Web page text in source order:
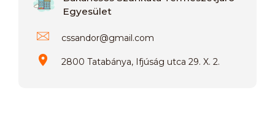
Egyesület
cssandor@gmail.com
2800 Tatabánya, Ifjúság utca 29. X. 2.